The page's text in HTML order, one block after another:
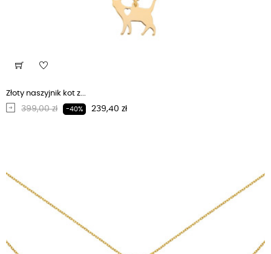
Złoty naszyjnik kot z...
Regularna cena
399,00 zł -40% Cena
239,40 zł